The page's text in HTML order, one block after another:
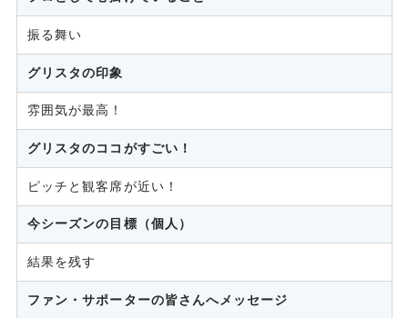
振る舞い
グリスタの印象
雰囲気が最高！
グリスタのココがすごい！
ピッチと観客席が近い！
今シーズンの目標（個人）
結果を残す
ファン・サポーターの皆さんへメッセージ